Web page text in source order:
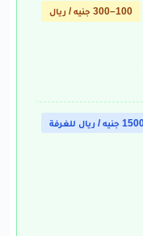
100–300 جنيه / ريال